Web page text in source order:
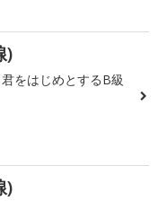
)
をはじめとするB級
)